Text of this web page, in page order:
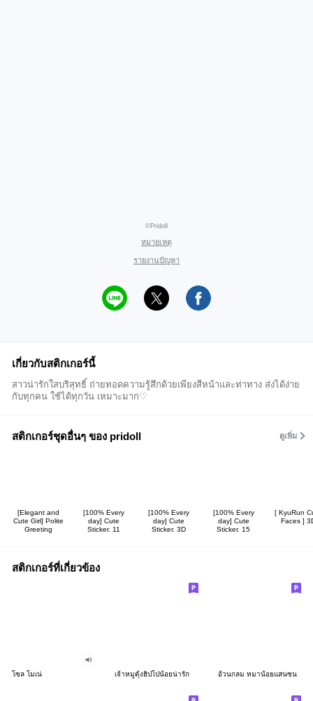
©Pridoll
หมายเหตุ
รายงานปัญหา
เกี่ยวกับสติกเกอร์นี้
สาวน่ารักใสบริสุทธิ์ ถ่ายทอดความรู้สึกด้วยเพียงสีหน้าและท่าทาง ส่งได้ง่าย
กับทุกคน ใช้ได้ทุกวัน เหมาะมาก♡
สติกเกอร์ชุดอื่นๆ ของ pridoll ดูเพิ่ม
[Elegant and
Cute Girl] Polite
Greeting
[100% Every
day] Cute
Sticker. 11
[100% Every
day] Cute
Sticker. 3D
[100% Every
day] Cute
Sticker. 15
[ KyuRun
Faces ]
สติกเกอร์ที่เกี่ยวข้อง
โซล โมเน่ เจ้าหมูดุ้งฮิปโปน้อยน่ารัก อ้วนกลม หมาน้อยแสนซน